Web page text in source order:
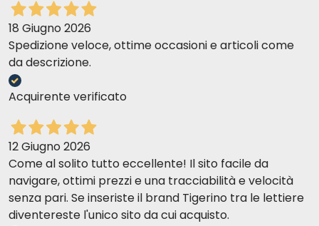
18 Giugno 2026
Spedizione veloce, ottime occasioni e articoli come
da descrizione.
Acquirente verificato
12 Giugno 2026
Come al solito tutto eccellente! Il sito facile da
navigare, ottimi prezzi e una tracciabilità e velocità
senza pari. Se inseriste il brand Tigerino tra le lettiere
diventereste l'unico sito da cui acquisto.